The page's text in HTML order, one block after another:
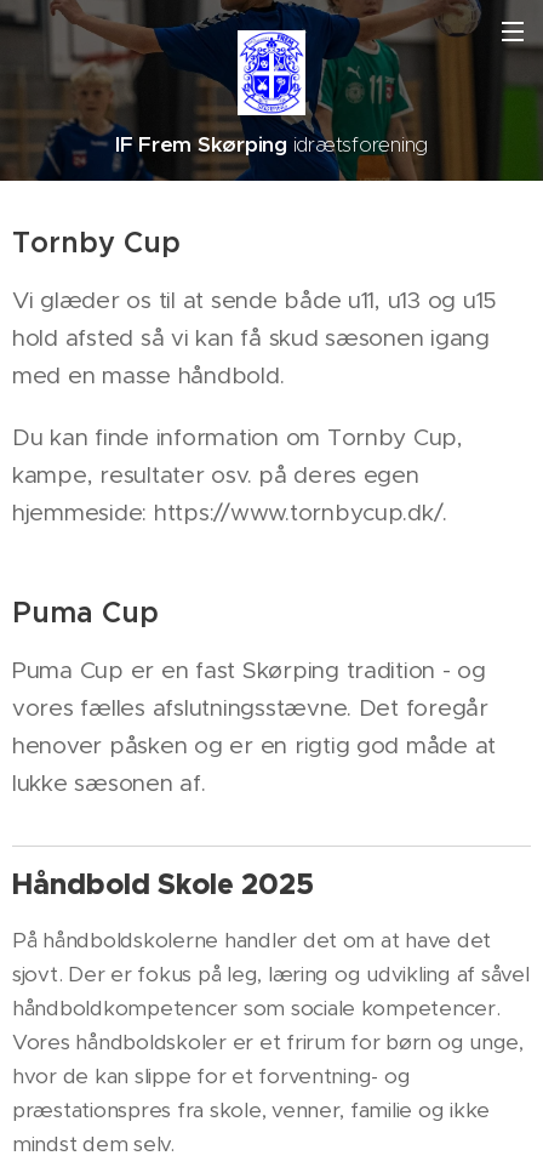
IF Frem Skørping idrætsforening
Tornby Cup
Vi glæder os til at sende både u11, u13 og u15
hold afsted så vi kan få skud sæsonen igang
med en masse håndbold.
Du kan finde information om Tornby Cup,
kampe, resultater osv. på deres egen
hjemmeside: https://www.tornbycup.dk/.
Puma Cup
Puma Cup er en fast Skørping tradition - og
vores fælles afslutningsstævne. Det foregår
henover påsken og er en rigtig god måde at
lukke sæsonen af.
Håndbold Skole 2025
På håndboldskolerne handler det om at have det
sjovt. Der er fokus på leg, læring og udvikling af såvel
håndboldkompetencer som sociale kompetencer.
Vores håndboldskoler er et frirum for børn og unge,
hvor de kan slippe for et forventning- og
præstationspres fra skole, venner, familie og ikke
mindst dem selv.